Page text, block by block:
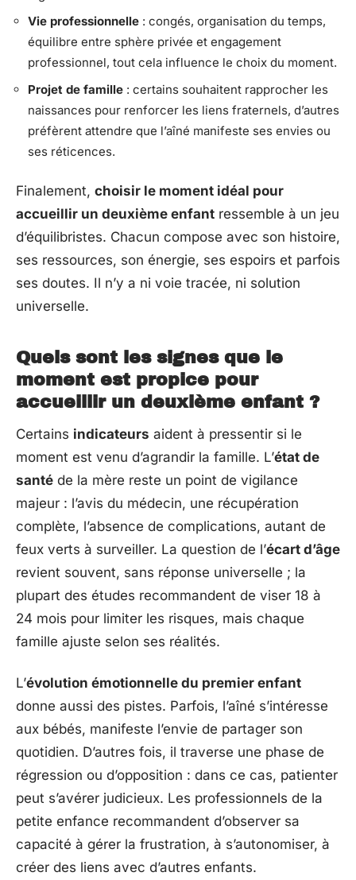
Vie professionnelle : congés, organisation du temps,
équilibre entre sphère privée et engagement
professionnel, tout cela influence le choix du moment.
Projet de famille : certains souhaitent rapprocher les
naissances pour renforcer les liens fraternels, d’autres
préfèrent attendre que l’aîné manifeste ses envies ou
ses réticences.
Finalement, choisir le moment idéal pour
accueillir un deuxième enfant ressemble à un jeu
d’équilibristes. Chacun compose avec son histoire,
ses ressources, son énergie, ses espoirs et parfois
ses doutes. Il n’y a ni voie tracée, ni solution
universelle.
Quels sont les signes que le
moment est propice pour
accueillir un deuxième enfant ?
Certains indicateurs aident à pressentir si le
moment est venu d’agrandir la famille. L’état de
santé de la mère reste un point de vigilance
majeur : l’avis du médecin, une récupération
complète, l’absence de complications, autant de
feux verts à surveiller. La question de l’écart d’âge
revient souvent, sans réponse universelle ; la
plupart des études recommandent de viser 18 à
24 mois pour limiter les risques, mais chaque
famille ajuste selon ses réalités.
L’évolution émotionnelle du premier enfant
donne aussi des pistes. Parfois, l’aîné s’intéresse
aux bébés, manifeste l’envie de partager son
quotidien. D’autres fois, il traverse une phase de
régression ou d’opposition : dans ce cas, patienter
peut s’avérer judicieux. Les professionnels de la
petite enfance recommandent d’observer sa
capacité à gérer la frustration, à s’autonomiser, à
créer des liens avec d’autres enfants.